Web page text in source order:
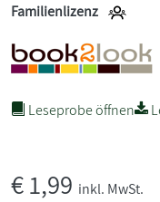
Familienlizenz
Leseprobe öffnen
€1,99 inkl. MwSt.